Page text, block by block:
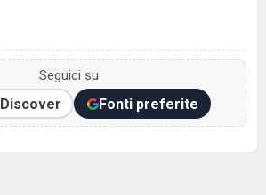
Seguici su
Discover Fonti preferite